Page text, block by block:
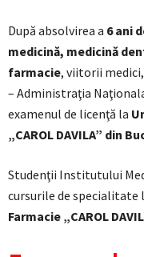
După absolvirea a 6 ani
medicină, medicină
farmacie, viitorii
– Administraţia
examenul de licenţă la
„CAROL DAVILA” din
Studenţii Institutului
cursurile de specialitate
Farmacie „CAROL